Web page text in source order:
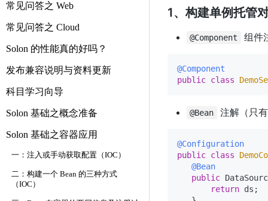
常见问答之 Web
常见问答之 Cloud
Solon 的性能真的好吗？
发布兼容说明与资料更新
科目学习向导
Solon 基础之概念准备
Solon 基础之容器应用
一：注入或手动获取配置（IOC）
二：构建一个 Bean 的三种方式
（IOC）
1、构建单例托管
@Component 组件
@Component
public class
@Bean 注解（只
@Configuration
public class
@Bean
public
return ds;